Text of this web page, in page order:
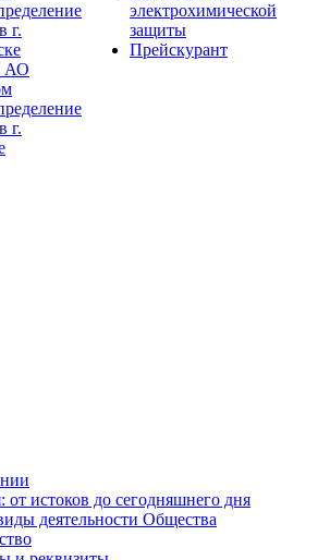
г.
АО
г.
электрохимической
защиты
Прейскурант
от истоков до сегодняшнего дня
деятельности Общества